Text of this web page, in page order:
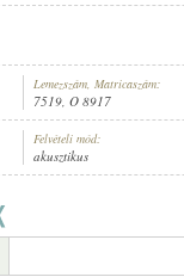
Lemezszám, Matricaszám:
7519, O 8917
Felvételi mód:
akusztikus